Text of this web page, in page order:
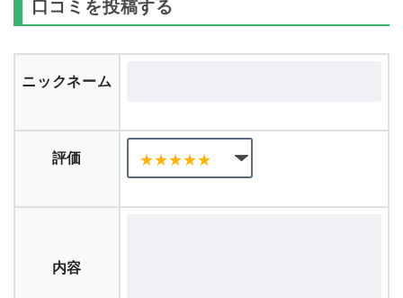
口コミを投稿する
ニックネーム
評価
内容